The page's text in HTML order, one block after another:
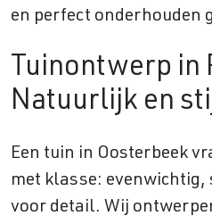
en perfect onderhouden
Tuinontwerp in
Natuurlijk en
Een tuin in Oosterbeek
met klasse: evenwichtig,
voor detail. Wij